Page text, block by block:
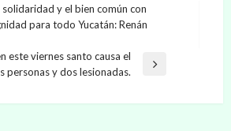
solidaridad y el bien común con
para todo Yucatán: Renán
este viernes santo causa el
personas y dos lesionadas.